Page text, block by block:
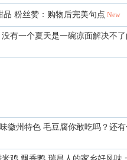
品 粉丝赞：购物后完美句点 New
没有一个夏天是一碗凉面解决不
徽州特色 毛豆腐你敢吃吗？还